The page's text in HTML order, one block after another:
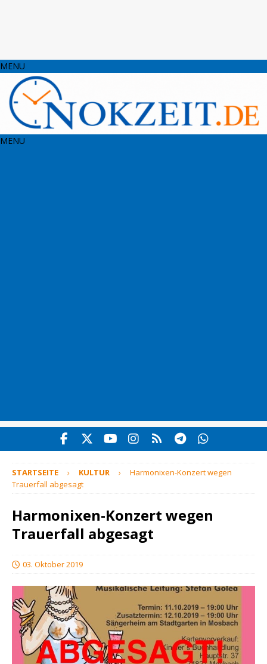
MENU
MENU
STARTSEITE KULTUR
Harmonixen-Konzert wegen
Trauerfall abgesagt
Harmonixen-Konzert wegen
Trauerfall abgesagt
03. Oktober 2019